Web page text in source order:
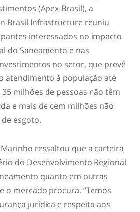
(Apex-Brasil), a
Brasil Infrastructure reuniu
interessados no impacto
do Saneamento e nas
no setor, que prevê
atendimento à população até
35 milhões de pessoas não têm
e mais de cem milhões não
esgoto.
ressaltou que a carteira
do Desenvolvimento Regional
quanto em outras
o mercado procura. “Temos
jurídica e respeito aos